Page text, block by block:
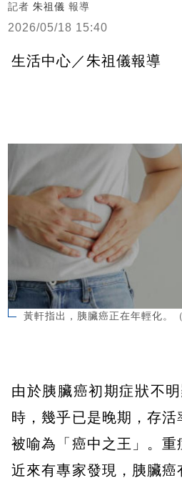
記者 朱祖儀 報導
2026/05/18 15:40
生活中心／朱祖儀報導
黃軒指出，胰臟癌正在年輕化。
由於胰臟癌初期症狀不
時，幾乎已是晚期，存
被喻為「癌中之王」。重
近來有專家發現，胰臟癌